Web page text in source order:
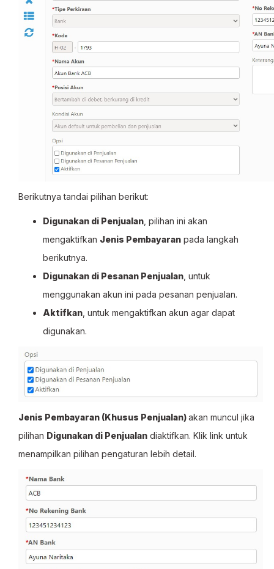
Berikutnya tandai pilihan berikut:
Digunakan di Penjualan , pilihan ini akan
mengaktifkan Jenis Pembayaran pada langkah
berikutnya.
Digunakan di Pesanan Penjualan , untuk
menggunakan akun ini pada pesanan penjualan.
Aktifkan , untuk mengaktifkan akun agar dapat
digunakan.
Jenis Pembayaran (Khusus Penjualan)akan muncul jika
pilihan Digunakan di Penjualan diaktifkan. Klik link untuk
menampilkan pilihan pengaturan lebih detail.